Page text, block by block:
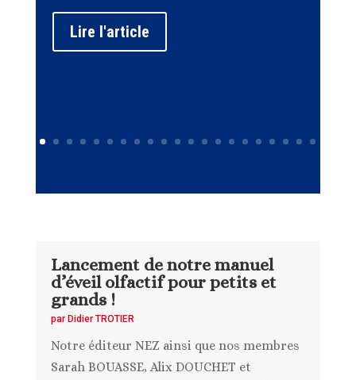
Lire l'article
Lancement de notre manuel
d’éveil olfactif pour petits et
grands !
par Didier TROTIER
Notre éditeur NEZ ainsi que nos membres
Sarah BOUASSE, Alix DOUCHET et